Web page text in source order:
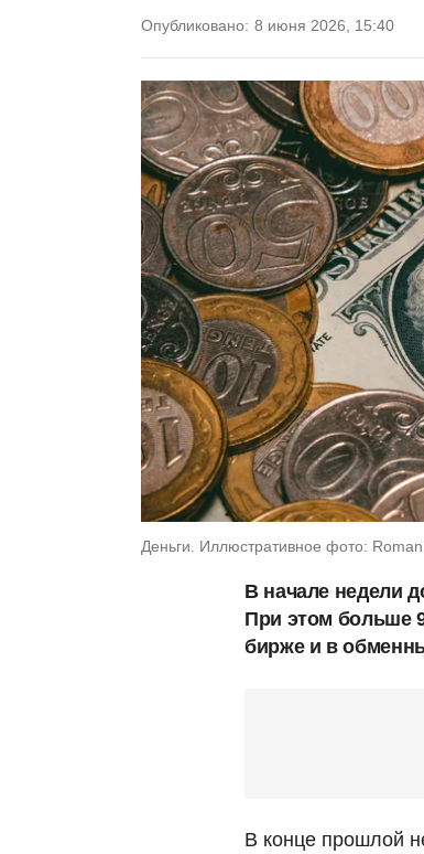
Опубликовано: 8 июня 2026, 15:40
Деньги. Иллюстративное фото:
В начале недели
При этом больше
бирже и в
В конце прошлой